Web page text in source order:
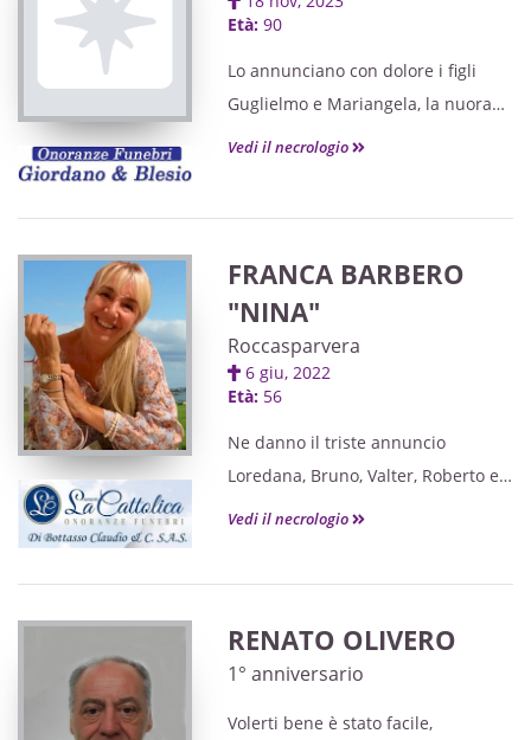
Età: 90
Lo annunciano con dolore i figli
Guglielmo e Mariangela, la nuora
Bruna, il genero Riccardo, i nipoti,
Vedi il necrologio
FRANCA BARBERO
"NINA"
Roccasparvera
6 giu, 2022
Età: 56
Ne danno il triste annuncio
Loredana, Bruno, Valter, Roberto e i
nipoti.
Vedi il necrologio
RENATO OLIVERO
1° anniversario
Volerti bene è stato facile,